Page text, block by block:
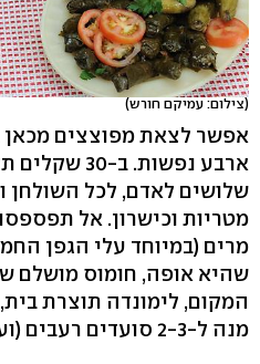
(צילום: עמיקם חורש)
ארבע נפשות.
שלושים לאדם, לכל השולחן
מטריות וכישרון. אל
מרים (במיוחד עלי הגפן
שהיא אופה, חומוס מושלם
המקום, לימונדה תוצרת
מנה ל-2-3 סועדים רעבים (ועולה רק 75 שקלים).